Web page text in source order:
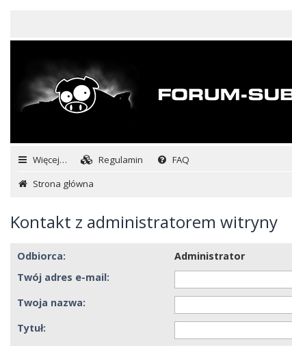
Więcej… Regulamin FAQ
Strona główna
Kontakt z administratorem witryny
Odbiorca:
Administrator
Twój adres e-mail:
Twoja nazwa:
Tytuł: